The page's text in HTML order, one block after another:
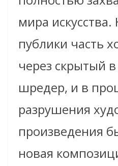
мира искусства.
публики часть
через скрытый
шредер, и в
разрушения
произведения
новая